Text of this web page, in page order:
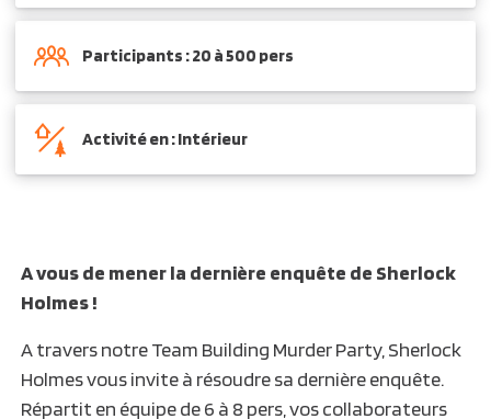
Participants : 20 à 500 pers
Activité en : Intérieur
A vous de mener la dernière enquête de Sherlock
Holmes !
A travers notre Team Building Murder Party, Sherlock
Holmes vous invite à résoudre sa dernière enquête.
Répartit en équipe de 6 à 8 pers, vos collaborateurs